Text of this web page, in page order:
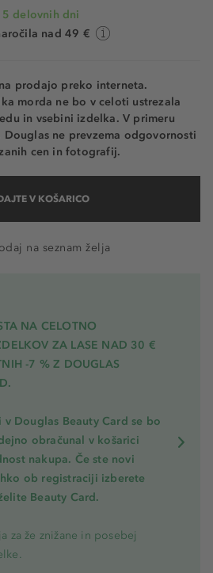
delovnih dni
nad 49 €
prodajo preko interneta.
morda ne bo v celoti ustrezala
in vsebini izdelka. V primeru
Douglas ne prevzema odgovornosti
cen in fotografij.
V KOŠARICO
na seznam želja
NA CELOTNO
ZA LASE NAD 30 €
-7 % Z DOUGLAS
v Douglas Beauty Card se bo
obračunal v košarici
nakupa. Če ste novi
ob registraciji izberete
Beauty Card.
za že znižane in posebej